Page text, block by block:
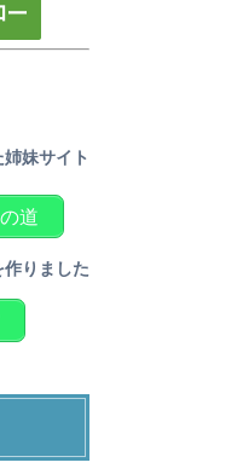
妹サイト
道
りました